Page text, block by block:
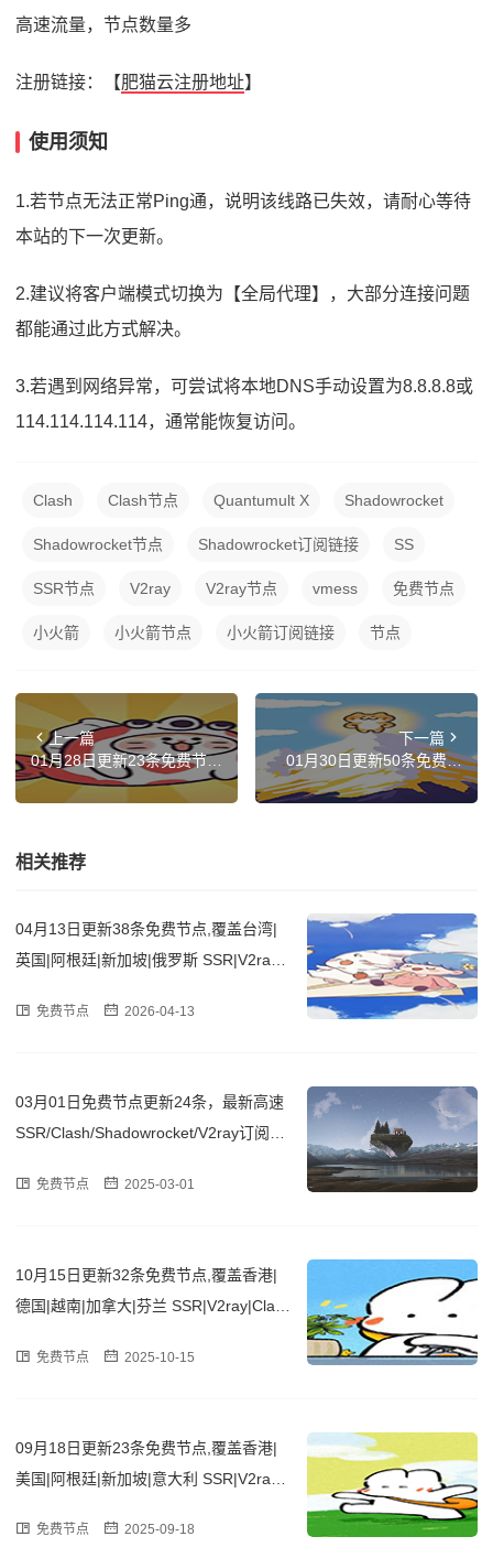
高速流量，节点数量多
注册链接：【肥猫云注册地址】
使用须知
1.若节点无法正常Ping通，说明该线路已失效，请耐心等待
本站的下一次更新。
2.建议将客户端模式切换为【全局代理】，大部分连接问题
都能通过此方式解决。
3.若遇到网络异常，可尝试将本地DNS手动设置为8.8.8.8或
114.114.114.114，通常能恢复访问。
Clash Clash节点 Quantumult X Shadowrocket
Shadowrocket节点 Shadowrocket订阅链接 SS
SSR节点 V2ray V2ray节点 vmess 免费节点
小火箭 小火箭节点 小火箭订阅链接 节点
上一篇
01月28日更新23条免费节
点,覆盖香港|法国|俄罗斯|土
耳其|芬兰 SSR|V2ray|Clash
下一篇
01月30日更新50条免费节
点,覆盖台湾|英国|印度|新加
坡|比利时 SSR|V2ray|Clash
相关推荐
04月13日更新38条免费节点,覆盖台湾|
英国|阿根廷|新加坡|俄罗斯 SSR|V2ray|
免费节点 2026-04-13
03月01日免费节点更新24条，最新高速
SSR/Clash/Shadowrocket/V2ray订阅链
免费节点 2025-03-01
10月15日更新32条免费节点,覆盖香港|
德国|越南|加拿大|芬兰 SSR|V2ray|Clas
免费节点 2025-10-15
09月18日更新23条免费节点,覆盖香港|
美国|阿根廷|新加坡|意大利 SSR|V2ray|
免费节点 2025-09-18